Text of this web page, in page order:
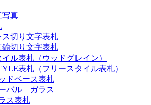
写真
ス切り文字表札
鍮切り文字表札
ル表札（ウッドグレイン）
表札（フリースタイル表札）
ドベース表札
バル ガラス
ス表札